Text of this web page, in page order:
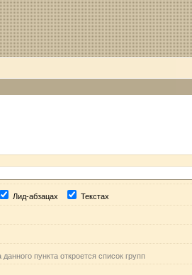
Лид-абзацах Текстах
пункта откроется список групп